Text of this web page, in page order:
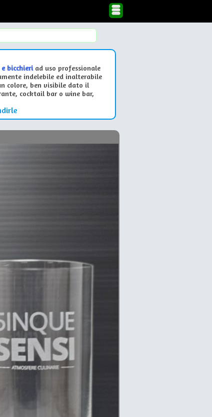
bicchieriad uso professionale
indelebile ed inalterabile
colore, ben visibile dato il
cocktail bar o wine bar,